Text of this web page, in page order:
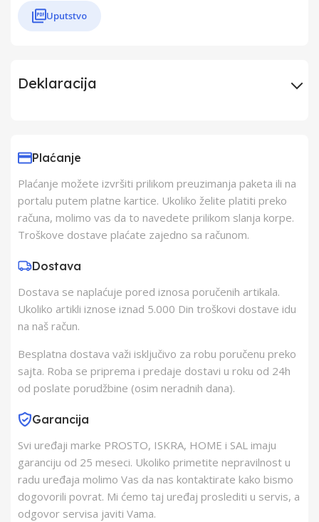
Uputstvo
Deklaracija
Proizvođač AHAC (Iskra)
Zemlja Porekla
Zemlja Uvoza
Barkod 3830042565345
Plaćanje
Plaćanje možete izvršiti prilikom preuzimanja paketa ili na
portalu putem platne kartice. Ukoliko želite platiti preko
računa, molimo vas da to navedete prilikom slanja korpe.
Troškove dostave plaćate zajedno sa računom.
Dostava
Dostava se naplaćuje pored iznosa poručenih artikala.
Ukoliko artikli iznose iznad 5.000 Din troškovi dostave idu
na naš račun.
Besplatna dostava važi isključivo za robu poručenu preko
sajta. Roba se priprema i predaje dostavi u roku od 24h
od poslate porudžbine (osim neradnih dana).
Garancija
Svi uređaji marke PROSTO, ISKRA, HOME i SAL imaju
garanciju od 25 meseci. Ukoliko primetite nepravilnost u
radu uređaja molimo Vas da nas kontaktirate kako bismo
dogovorili povrat. Mi ćemo taj uređaj proslediti u servis, a
odgovor servisa javiti Vama.